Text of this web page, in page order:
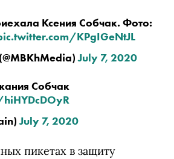
Ксения Собчак. Фото:
KPgIGeNtJL
July 7, 2020
Собчак
July 7, 2020
пикетах в защиту